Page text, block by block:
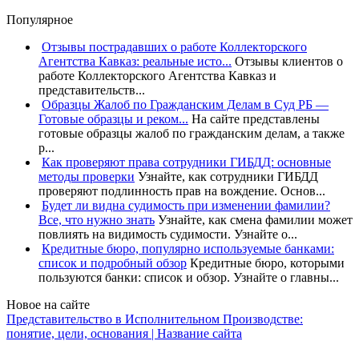
Популярное
Отзывы пострадавших о работе Коллекторского
Агентства Кавказ: реальные исто... Отзывы клиентов о
работе Коллекторского Агентства Кавказ и
представительств...
Образцы Жалоб по Гражданским Делам в Суд РБ —
Готовые образцы и реком... На сайте представлены
готовые образцы жалоб по гражданским делам, а также
р...
Как проверяют права сотрудники ГИБДД: основные
методы проверки Узнайте, как сотрудники ГИБДД
проверяют подлинность прав на вождение. Основ...
Будет ли видна судимость при изменении фамилии?
Все, что нужно знать Узнайте, как смена фамилии может
повлиять на видимость судимости. Узнайте о...
Кредитные бюро, популярно используемые банками:
список и подробный обзор Кредитные бюро, которыми
пользуются банки: список и обзор. Узнайте о главны...
Новое на сайте
Представительство в Исполнительном Производстве:
понятие, цели, основания | Название сайта